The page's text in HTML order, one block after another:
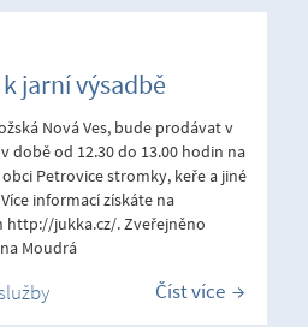
jarní výsadbě
Nová Ves, bude prodávat v
době od 12.30 do 13.00 hodin na
Petrovice stromky, keře a jiné
informací získáte na
http://jukka.cz/. Zveřejněno
Moudrá
Číst více